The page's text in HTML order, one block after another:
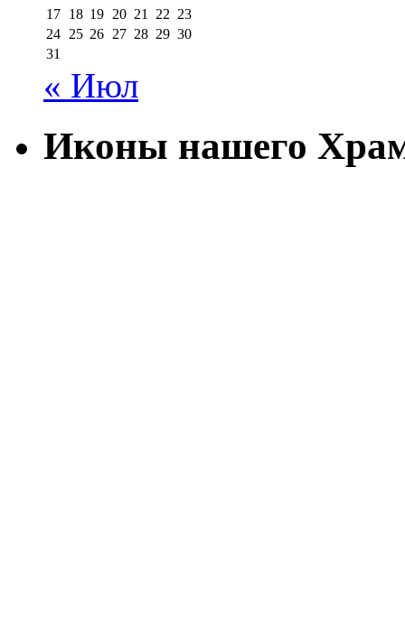
17 18 19 20 21 22 23
24 25 26 27 28 29 30
31
« Июл
Иконы нашего